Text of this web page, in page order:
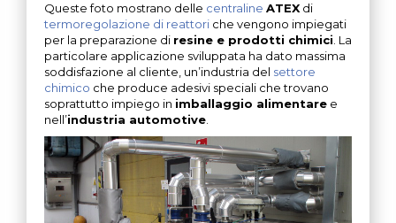
Queste foto mostrano delle centraline ATEX di
termoregolazione di reattori che vengono impiegati
per la preparazione di resine e prodotti chimici . La
particolare applicazione sviluppata ha dato massima
soddisfazione al cliente, un’industria del settore
chimico che produce adesivi speciali che trovano
soprattutto impiego in imballaggio alimentare e
nell’industria automotive